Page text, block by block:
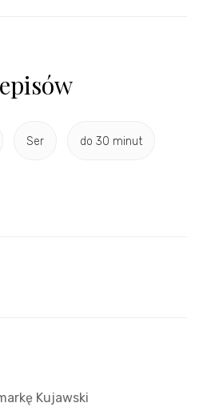
Ser do 30 minut
Kujawski